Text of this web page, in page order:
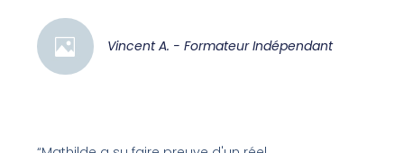
Vincent A. - Formateur Indépendant